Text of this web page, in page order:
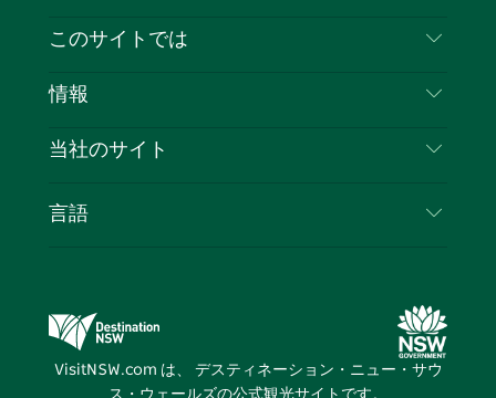
ス
ッ
タ
レ
ト
お問い合わせ
クッキーに関する通知
このサイトでは
目的地
イベント
情報
旅行情報
NSWでのビジネス
当社のサイト
デスティネーション・ニュー・サウス・ウェール
ズメディアセンター
言語
VisitNSW.com は、 デスティネーション・ニュー・サウ
ス・ウェールズの公式観光サイトです。